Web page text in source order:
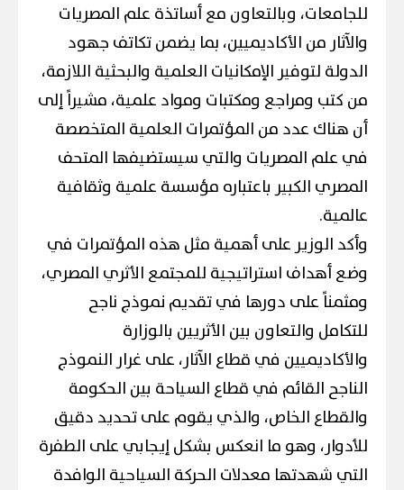
للجامعات، وبالتعاون مع أساتذة علم المصريات
والآثار من الأكاديميين، بما يضمن تكاتف جهود
الدولة لتوفير الإمكانيات العلمية والبحثية اللازمة،
من كتب ومراجع ومكتبات ومواد علمية، مشيراً إلى
أن هناك عدد من المؤتمرات العلمية المتخصصة
في علم المصريات والتي سيستضيفها المتحف
المصري الكبير باعتباره مؤسسة علمية وثقافية
عالمية.
وأكد الوزير على أهمية مثل هذه المؤتمرات في
وضع أهداف استراتيجية للمجتمع الأثري المصري،
ومثمناً على دورها في تقديم نموذج ناجح
للتكامل والتعاون بين الأثريين بالوزارة
والأكاديميين في قطاع الآثار، على غرار النموذج
الناجح القائم في قطاع السياحة بين الحكومة
والقطاع الخاص، والذي يقوم على تحديد دقيق
للأدوار، وهو ما انعكس بشكل إيجابي على الطفرة
التي شهدتها معدلات الحركة السياحية الوافدة